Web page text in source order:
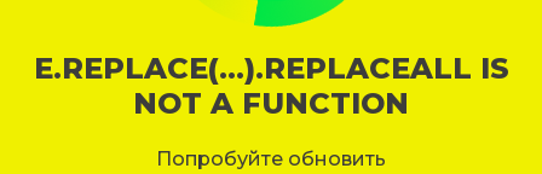
E.REPLACE(...).REPLACEALL IS
NOT A FUNCTION
Попробуйте обновить